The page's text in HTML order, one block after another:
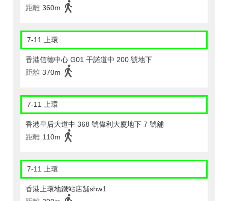
距離 360m
7-11 上環
香港信德中心 G01 干諾道中 200 號地下
距離 370m
7-11 上環
香港皇后大道中 368 號偉利大廈地下 7 號舖
距離 110m
7-11 上環
香港上環地鐵站店舖shw1